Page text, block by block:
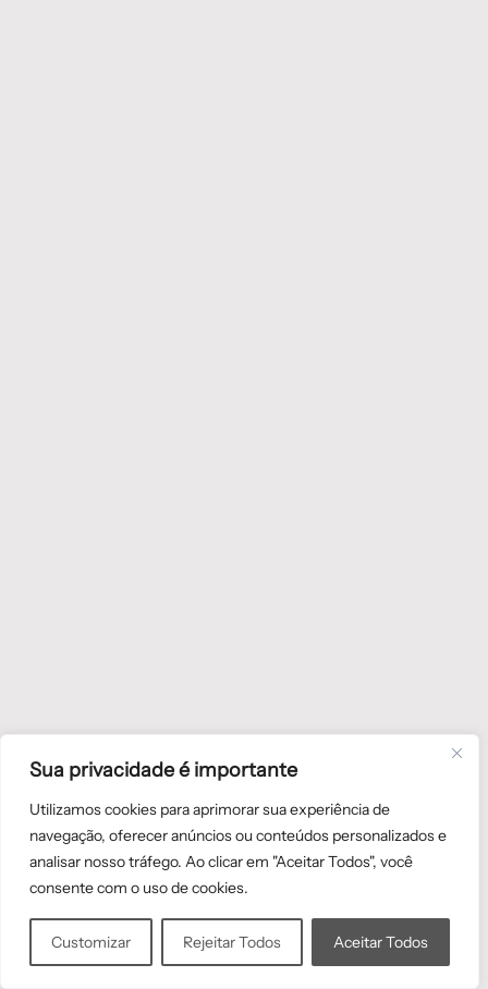
Sua privacidade é importante
Utilizamos cookies para aprimorar sua experiência de
navegação, oferecer anúncios ou conteúdos personalizados e
analisar nosso tráfego. Ao clicar em "Aceitar Todos", você
consente com o uso de cookies.
Customizar Rejeitar Todos Aceitar Todos